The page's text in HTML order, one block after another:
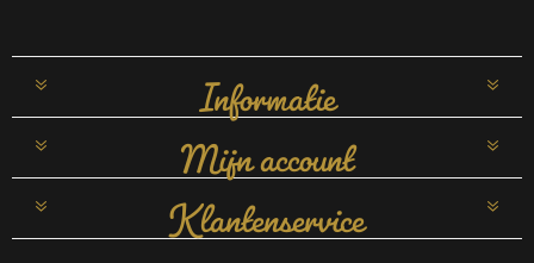
Informatie
Mijn account
Klantenservice